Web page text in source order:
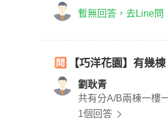
暫無回答，去Line問
【巧洋花園】有幾
劉耿青
共有分A/B兩棟一樓
1個回答